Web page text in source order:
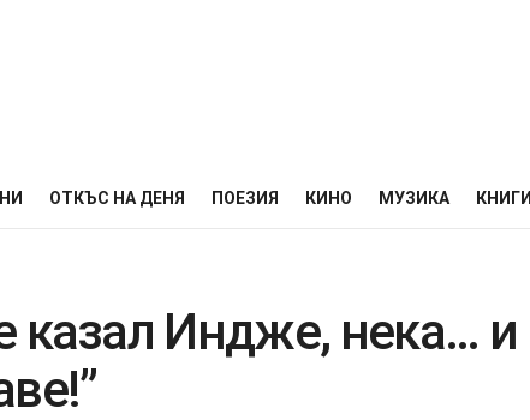
ОТКЪС НА ДЕНЯ ПОЕЗИЯ КИНО МУЗИКА КНИГИ
казал Индже, нека… и